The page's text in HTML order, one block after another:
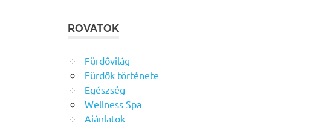
ROVATOK
Fürdővilág
Fürdők története
Egészség
Wellness Spa
Ajánlatok